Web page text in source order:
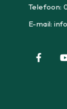
Telefoon:
E-mail: